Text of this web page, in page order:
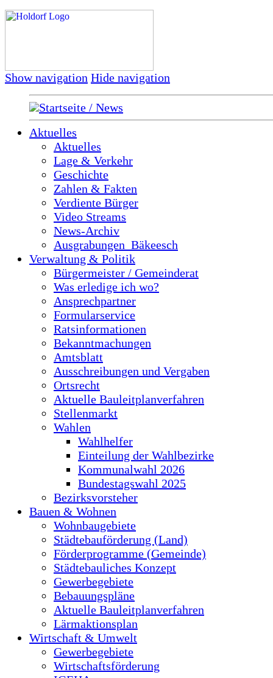
Show navigation Hide navigation
Startseite / News
Aktuelles
Aktuelles
Lage & Verkehr
Geschichte
Zahlen & Fakten
Verdiente Bürger
Video Streams
News-Archiv
Ausgrabungen_Bäkeesch
Verwaltung & Politik
Bürgermeister / Gemeinderat
Was erledige ich wo?
Ansprechpartner
Formularservice
Ratsinformationen
Bekanntmachungen
Amtsblatt
Ausschreibungen und Vergaben
Ortsrecht
Aktuelle Bauleitplanverfahren
Stellenmarkt
Wahlen
Wahlhelfer
Einteilung der Wahlbezirke
Kommunalwahl 2026
Bundestagswahl 2025
Bezirksvorsteher
Bauen & Wohnen
Wohnbaugebiete
Städtebauförderung (Land)
Förderprogramme (Gemeinde)
Städtebauliches Konzept
Gewerbegebiete
Bebauungspläne
Aktuelle Bauleitplanverfahren
Lärmaktionsplan
Wirtschaft & Umwelt
Gewerbegebiete
Wirtschaftsförderung